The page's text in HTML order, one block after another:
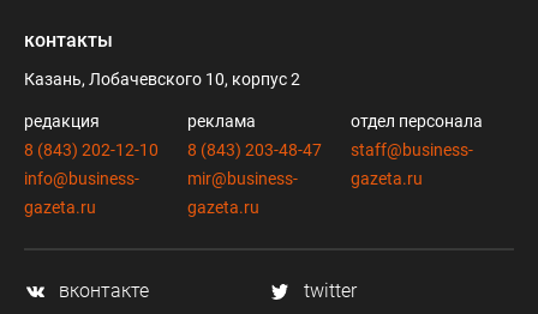
контакты
Казань, Лобачевского 10, корпус 2
редакция
8 (843) 202-12-10
info@business-
gazeta.ru
реклама
8 (843) 203-48-47
mir@business-
gazeta.ru
отдел персонала
staff@business-
gazeta.ru
вконтакте
twitter